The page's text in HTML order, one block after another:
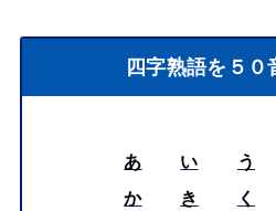
四字熟語を５０
あ い う
か
き く